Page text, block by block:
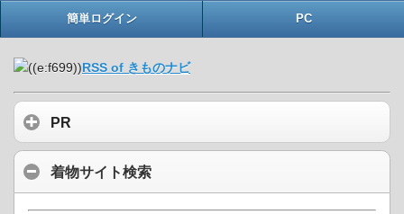
簡単ログイン PC
RSS of きものナビ
PR
着物サイト検索